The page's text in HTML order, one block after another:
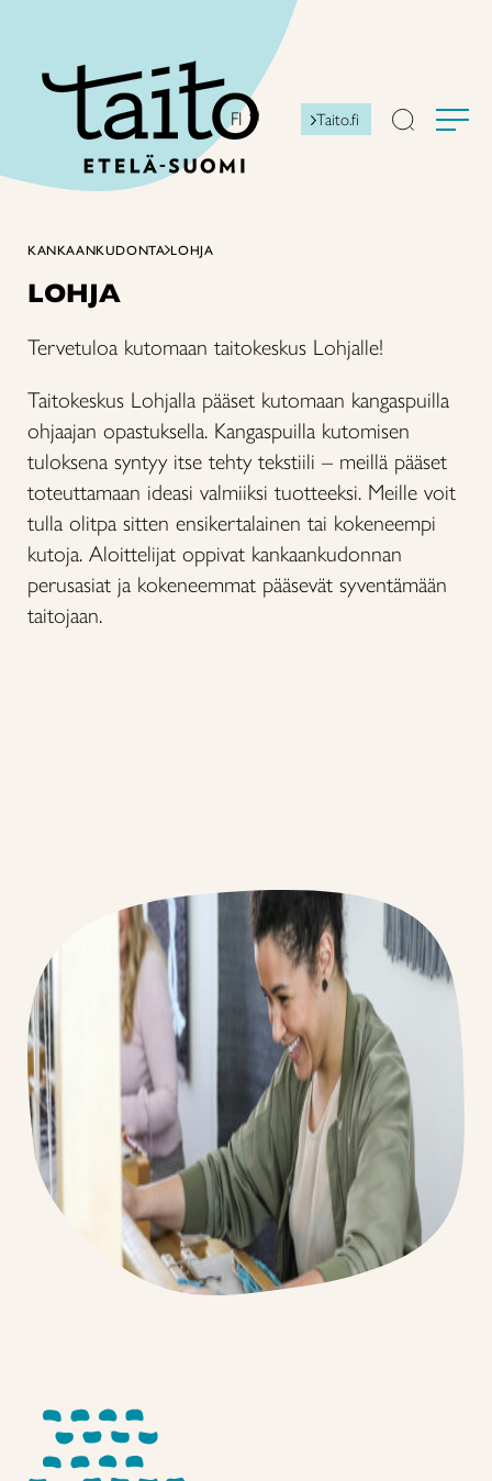
FI Taito.fi
KANKAANKUDONTA LOHJA
LOHJA
Tervetuloa kutomaan taitokeskus Lohjalle!
Taitokeskus Lohjalla pääset kutomaan kangaspuilla
ohjaajan opastuksella. Kangaspuilla kutomisen
tuloksena syntyy itse tehty tekstiili – meillä pääset
toteuttamaan ideasi valmiiksi tuotteeksi. Meille voit
tulla olitpa sitten ensikertalainen tai kokeneempi
kutoja. Aloittelijat oppivat kankaankudonnan
perusasiat ja kokeneemmat pääsevät syventämään
taitojaan.